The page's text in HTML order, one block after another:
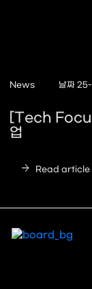
News 날짜
[Tech
업
arrow_forward Read article